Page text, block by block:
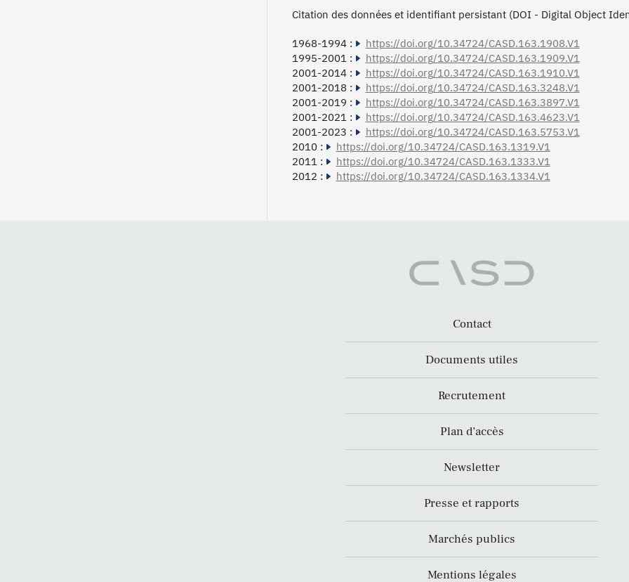
Citation des données et identifiant persistant (DOI - Digital Object
1968-1994 :
https://doi.org/10.34724/CASD.163.1908.V1
1995-2001 :
https://doi.org/10.34724/CASD.163.1909.V1
2001-2014 :
https://doi.org/10.34724/CASD.163.1910.V1
2001-2018 :
https://doi.org/10.34724/CASD.163.3248.V1
2001-2019 :
https://doi.org/10.34724/CASD.163.3897.V1
2001-2021 :
https://doi.org/10.34724/CASD.163.4623.V1
2001-2023 :
https://doi.org/10.34724/CASD.163.5753.V1
2010 :
https://doi.org/10.34724/CASD.163.1319.V1
2011 :
https://doi.org/10.34724/CASD.163.1333.V1
2012 :
https://doi.org/10.34724/CASD.163.1334.V1
Contact
Documents utiles
Recrutement
Plan d’accès
Newsletter
Presse et rapports
Marchés publics
Mentions légales